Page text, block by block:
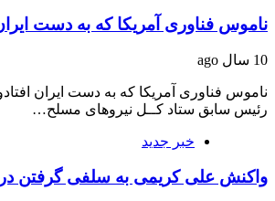
ناموس فناوری آمریکا که به دست
10 سال ago
ناموس فناوری آمریکا که به دست ایران
رئیس سابق ستاد کــل نیروهای مسلح…
خبر جدید
واکنش علی کریمی به سلفی گرفتن